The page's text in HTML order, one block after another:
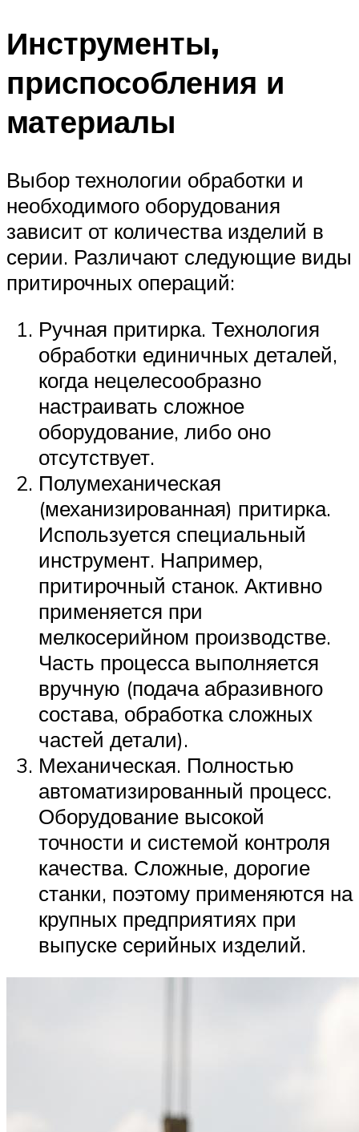
Инструменты,
приспособления и
материалы
Выбор технологии обработки и
необходимого оборудования
зависит от количества изделий в
серии. Различают следующие виды
притирочных операций:
Ручная притирка. Технология
обработки единичных деталей,
когда нецелесообразно
настраивать сложное
оборудование, либо оно
отсутствует.
Полумеханическая
(механизированная) притирка.
Используется специальный
инструмент. Например,
притирочный станок. Активно
применяется при
мелкосерийном производстве.
Часть процесса выполняется
вручную (подача абразивного
состава, обработка сложных
частей детали).
Механическая. Полностью
автоматизированный процесс.
Оборудование высокой
точности и системой контроля
качества. Сложные, дорогие
станки, поэтому применяются на
крупных предприятиях при
выпуске серийных изделий.